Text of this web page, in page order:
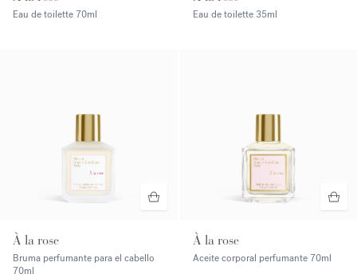
Eau de toilette 70ml Eau de toilette 35ml
À la rose
Bruma perfumante para el cabello
70ml
À la rose
Aceite corporal perfumante 70ml